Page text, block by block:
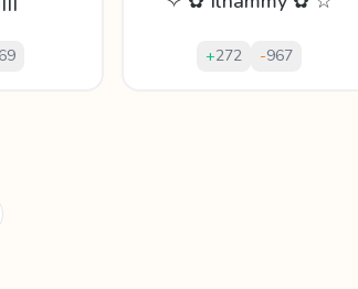
+272 -967